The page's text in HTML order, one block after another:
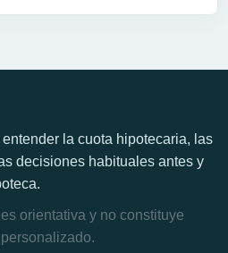
la cuota hipotecaria, las
decisiones habituales antes y
orientativa y no constituye